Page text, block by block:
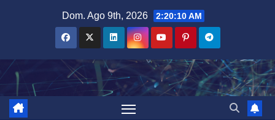
Dom. Ago 9th, 2026 2:20:12 AM